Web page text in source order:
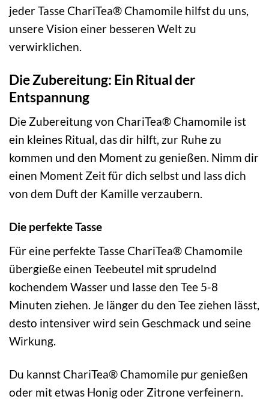
jeder Tasse ChariTea® Chamomile hilfst du uns,
unsere Vision einer besseren Welt zu
verwirklichen.
Die Zubereitung: Ein Ritual der
Entspannung
Die Zubereitung von ChariTea® Chamomile ist
ein kleines Ritual, das dir hilft, zur Ruhe zu
kommen und den Moment zu genießen. Nimm dir
einen Moment Zeit für dich selbst und lass dich
von dem Duft der Kamille verzaubern.
Die perfekte Tasse
Für eine perfekte Tasse ChariTea® Chamomile
übergieße einen Teebeutel mit sprudelnd
kochendem Wasser und lasse den Tee 5-8
Minuten ziehen. Je länger du den Tee ziehen lässt,
desto intensiver wird sein Geschmack und seine
Wirkung.
Du kannst ChariTea® Chamomile pur genießen
oder mit etwas Honig oder Zitrone verfeinern.